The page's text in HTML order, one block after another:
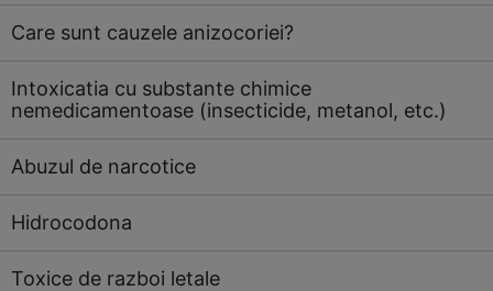
Care sunt cauzele anizocoriei?
Intoxicatia cu substante chimice
nemedicamentoase (insecticide, metanol, etc.)
Abuzul de narcotice
Hidrocodona
Toxice de razboi letale